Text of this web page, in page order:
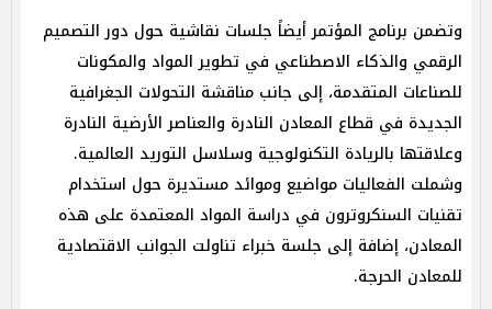
وتضمن برنامج المؤتمر أيضاً جلسات نقاشية حول دور التصميم
الرقمي والذكاء الاصطناعي في تطوير المواد والمكونات
للصناعات المتقدمة، إلى جانب مناقشة التحولات الجغرافية
الجديدة في قطاع المعادن النادرة والعناصر الأرضية النادرة
وعلاقتها بالريادة التكنولوجية وسلاسل التوريد العالمية.
وشملت الفعاليات مواضيع وموائد مستديرة حول استخدام
تقنيات السنكروترون في دراسة المواد المعتمدة على هذه
المعادن، إضافة إلى جلسة خبراء تناولت الجوانب الاقتصادية
للمعادن الحرجة.